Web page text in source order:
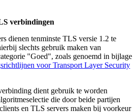
verbindingen
dienen tenminste TLS versie 1.2 te
slechts gebruik maken van
"Goed", zoals genoemd in bijlage
voor Transport Layer Security
dient gebruik te worden
die door beide partijen
en TLS servers maken bij voorkeur